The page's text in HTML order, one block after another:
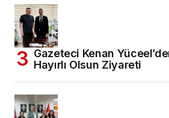
Gazeteci Kenan
Hayırlı Olsun Ziyareti